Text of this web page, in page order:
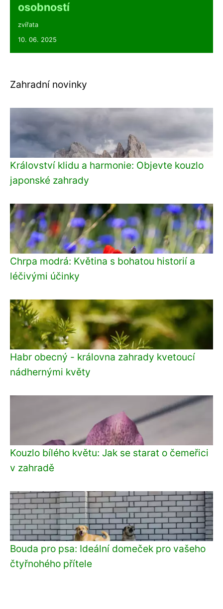
osobností
zvířata
10. 06. 2025
Zahradní novinky
Království klidu a harmonie: Objevte kouzlo
japonské zahrady
Chrpa modrá: Květina s bohatou historií a
léčivými účinky
Habr obecný - královna zahrady kvetoucí
nádhernými květy
Kouzlo bílého květu: Jak se starat o čemeřici
v zahradě
Bouda pro psa: Ideální domeček pro vašeho
čtyřnohého přítele